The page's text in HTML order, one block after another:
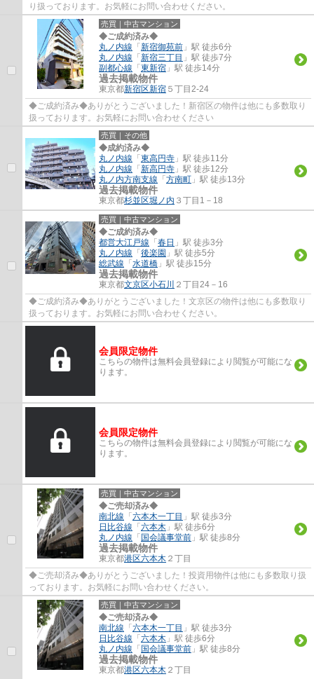
り扱っております。お気軽にお問い合わせください。
売買｜中古マンション
◆ご成約済み◆
丸ノ内線 「新宿御苑前 」駅 徒歩6分
丸ノ内線 「新宿三丁目 」駅 徒歩7分
副都心線 「東新宿 」駅 徒歩14分
過去掲載物件
東京都新宿区新宿 ５丁目2-24
◆ご成約済み◆ありがとうございました！新宿区の物件は他にも多数取り
扱っております。お気軽にお問い合わせください
売買｜その他
◆成約済み◆
丸ノ内線 「東高円寺 」駅 徒歩11分
丸ノ内線 「新高円寺 」駅 徒歩12分
丸ノ内方南支線 「方南町 」駅 徒歩13分
過去掲載物件
東京都杉並区堀ノ内 ３丁目1－18
売買｜中古マンション
◆ご成約済み◆
都営大江戸線 「春日 」駅 徒歩3分
丸ノ内線 「後楽園 」駅 徒歩5分
総武線 「水道橋 」駅 徒歩15分
過去掲載物件
東京都文京区小石川 ２丁目24－16
◆ご成約済み◆ありがとうございました！文京区の物件は他にも多数取り
扱っております。お気軽にお問い合わせください。
会員限定物件
こちらの物件は無料会員登録により閲覧が可能にな
ります。
会員限定物件
こちらの物件は無料会員登録により閲覧が可能にな
ります。
売買｜中古マンション
◆ご売却済み◆
南北線 「六本木一丁目 」駅 徒歩3分
日比谷線 「六本木 」駅 徒歩6分
丸ノ内線 「国会議事堂前 」駅 徒歩8分
過去掲載物件
東京都港区六本木 ２丁目
◆ご売却済み◆ありがとうございました！投資用物件は他にも多数取り扱
っております。お気軽にお問い合わせください。
売買｜中古マンション
◆ご売却済み◆
南北線 「六本木一丁目 」駅 徒歩3分
日比谷線 「六本木 」駅 徒歩6分
丸ノ内線 「国会議事堂前 」駅 徒歩8分
過去掲載物件
東京都港区六本木 ２丁目